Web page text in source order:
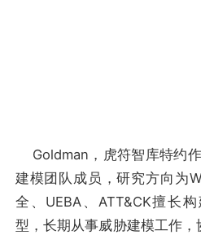
Goldman，虎符智库特约
建模团队成员，研究方向为
全、UEBA、ATT&CK擅长
型，长期从事威胁建模工作